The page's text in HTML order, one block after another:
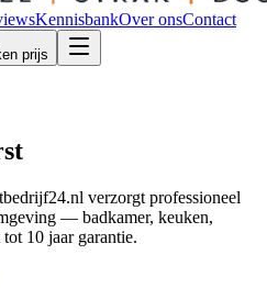
KennisbankOver onsContact
prijs
verzorgt professioneel
— badkamer, keuken,
10 jaar garantie.